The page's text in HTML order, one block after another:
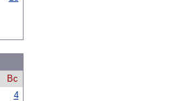
Вс
4